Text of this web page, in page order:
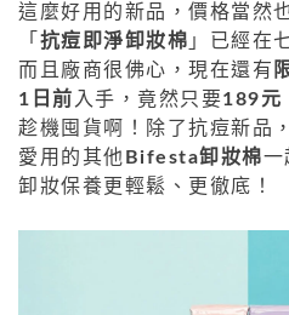
這麼好用的新品，價格當然
「 抗痘即淨卸妝棉 」已經在
而且廠商很佛心，現在還有
1日前 入手，竟然只要189元
趁機囤貨啊！除了抗痘新品
愛用的其他 Bifesta卸妝棉一
卸妝保養更輕鬆、更徹底！